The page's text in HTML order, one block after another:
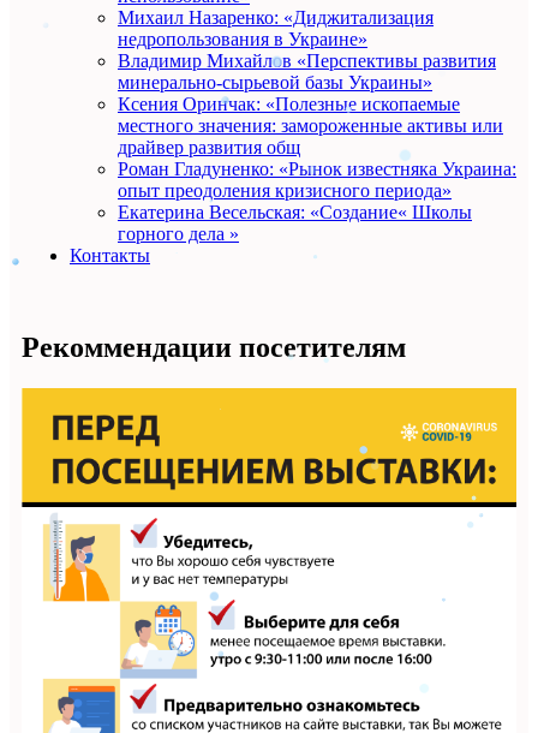
Михаил Назаренко: «Диджитализация
недропользования в Украине»
Владимир Михайлов «Перспективы развития
минерально-сырьевой базы Украины»
Ксения Оринчак: «Полезные ископаемые
местного значения: замороженные активы или
драйвер развития общ
Роман Гладуненко: «Рынок известняка Украина:
опыт преодоления кризисного периода»
Екатерина Весельская: «Создание« Школы
горного дела »
Контакты
Рекоммендации посетителям